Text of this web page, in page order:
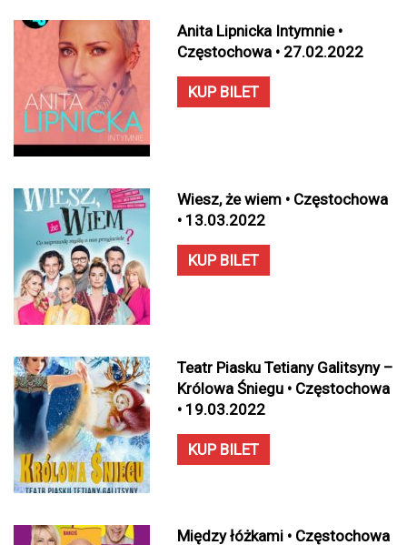
Anita Lipnicka Intymnie •
Częstochowa • 27.02.2022
KUP BILET
Wiesz, że wiem • Częstochowa
• 13.03.2022
KUP BILET
Teatr Piasku Tetiany Galitsyny –
Królowa Śniegu • Częstochowa
• 19.03.2022
KUP BILET
Między łóżkami • Częstochowa